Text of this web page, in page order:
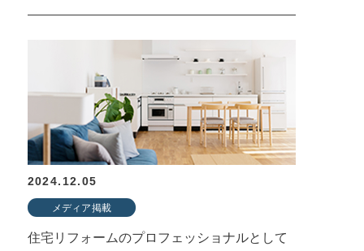
2024.12.05
メディア掲載
住宅リフォームのプロフェッショナルとして